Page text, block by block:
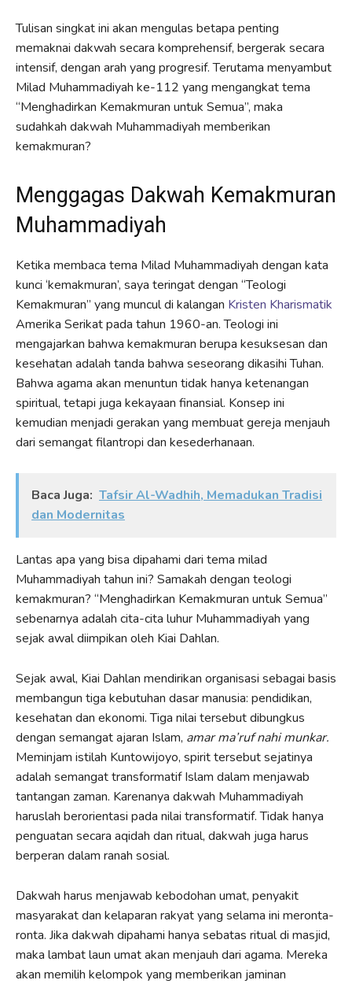
Tulisan singkat ini akan mengulas betapa penting
memaknai dakwah secara komprehensif, bergerak secara
intensif, dengan arah yang progresif. Terutama menyambut
Milad Muhammadiyah ke-112 yang mengangkat tema
“Menghadirkan Kemakmuran untuk Semua”, maka
sudahkah dakwah Muhammadiyah memberikan
kemakmuran?
Menggagas Dakwah Kemakmuran
Muhammadiyah
Ketika membaca tema Milad Muhammadiyah dengan kata
kunci ‘kemakmuran’, saya teringat dengan “Teologi
Kemakmuran” yang muncul di kalangan Kristen Kharismatik
Amerika Serikat pada tahun 1960-an. Teologi ini
mengajarkan bahwa kemakmuran berupa kesuksesan dan
kesehatan adalah tanda bahwa seseorang dikasihi Tuhan.
Bahwa agama akan menuntun tidak hanya ketenangan
spiritual, tetapi juga kekayaan finansial. Konsep ini
kemudian menjadi gerakan yang membuat gereja menjauh
dari semangat filantropi dan kesederhanaan.
Baca Juga: Tafsir Al-Wadhih, Memadukan Tradisi
dan Modernitas
Lantas apa yang bisa dipahami dari tema milad
Muhammadiyah tahun ini? Samakah dengan teologi
kemakmuran? “Menghadirkan Kemakmuran untuk Semua”
sebenarnya adalah cita-cita luhur Muhammadiyah yang
sejak awal diimpikan oleh Kiai Dahlan.
Sejak awal, Kiai Dahlan mendirikan organisasi sebagai basis
membangun tiga kebutuhan dasar manusia: pendidikan,
kesehatan dan ekonomi. Tiga nilai tersebut dibungkus
dengan semangat ajaran Islam, amar ma’ruf nahi munkar.
Meminjam istilah Kuntowijoyo, spirit tersebut sejatinya
adalah semangat transformatif Islam dalam menjawab
tantangan zaman. Karenanya dakwah Muhammadiyah
haruslah berorientasi pada nilai transformatif. Tidak hanya
penguatan secara aqidah dan ritual, dakwah juga harus
berperan dalam ranah sosial.
Dakwah harus menjawab kebodohan umat, penyakit
masyarakat dan kelaparan rakyat yang selama ini meronta-
ronta. Jika dakwah dipahami hanya sebatas ritual di masjid,
maka lambat laun umat akan menjauh dari agama. Mereka
akan memilih kelompok yang memberikan jaminan